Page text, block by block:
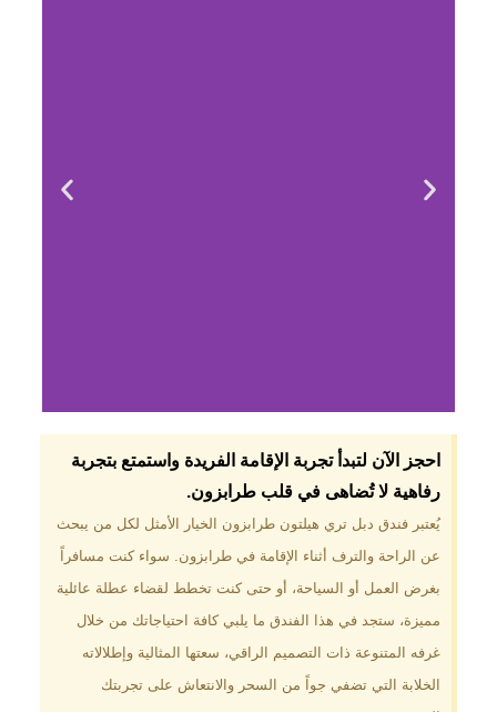
لماذا تختار فندق دبل
تري هيلتون
طرابزون؟
موقع مميز في قلب طرابزون بالقرب
من أهم المعالم السياحية. إطلالات
الخضراء. مرافق متكاملة تشمل
مسبحًا داخليًا، سبا، صالة ألعاب
رياضية، ومطاعم عالمية.
احجز الآن لتبدأ تجربة الإقامة الفريدة واستمتع بتجربة
رفاهية لا تُضاهى في قلب طرابزون.​
يُعتبر فندق دبل تري هيلتون طرابزون الخيار الأمثل لكل من يبحث
عن الراحة والترف أثناء الإقامة في طرابزون. سواء كنت مسافراً
بغرض العمل أو السياحة، أو حتى كنت تخطط لقضاء عطلة عائلية
مميزة، ستجد في هذا الفندق ما يلبي كافة احتياجاتك من خلال
غرفه المتنوعة ذات التصميم الراقي، سعتها المثالية وإطلالاته
الخلابة التي تضفي جواً من السحر والانتعاش على تجربتك